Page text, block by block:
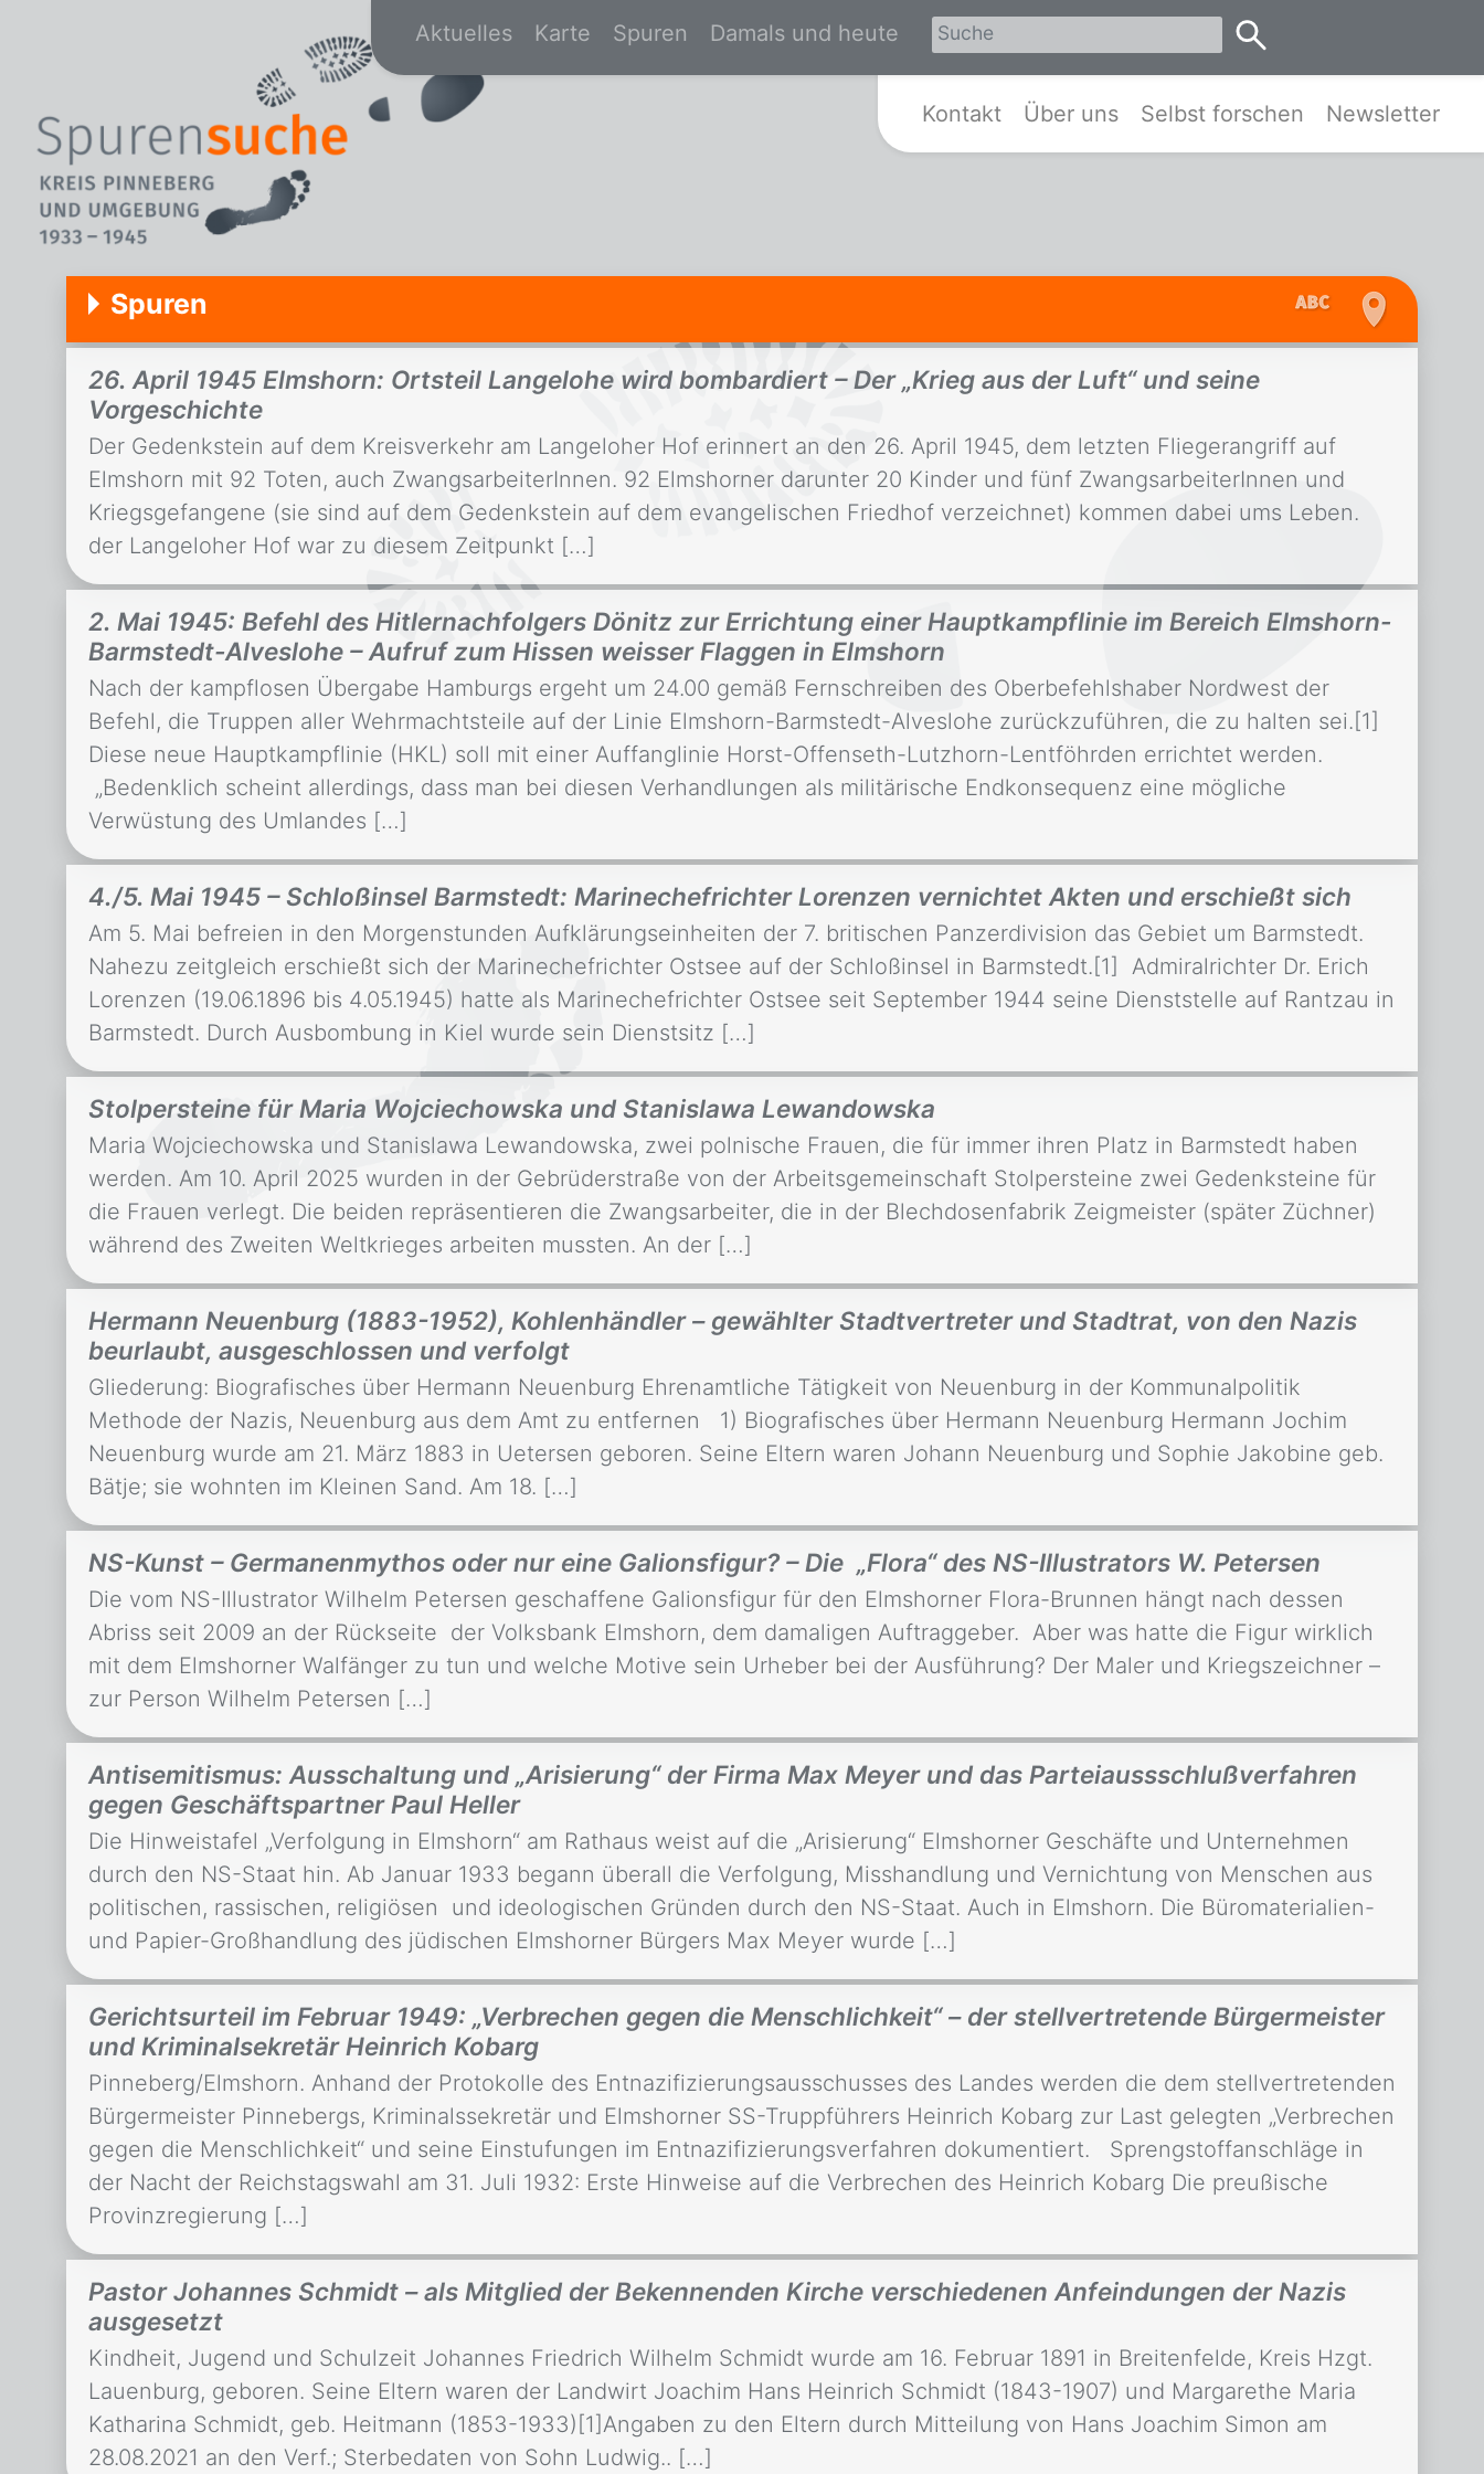
Zur Startseite von Spurensuche Kreis Pinneberg und Umgebung
Aktuelles Karte Spuren Damals und heute
Kontakt Über uns Selbst forschen Newsletter
Spuren
26. April 1945 Elmshorn: Ortsteil Langelohe wird bombardiert – Der „Krieg aus der Luft“ und seine
Vorgeschichte
Der Gedenkstein auf dem Kreisverkehr am Langeloher Hof erinnert an den 26. April 1945, dem letzten Fliegerangriff auf
Elmshorn mit 92 Toten, auch ZwangsarbeiterInnen. 92 Elmshorner darunter 20 Kinder und fünf ZwangsarbeiterInnen und
Kriegsgefangene (sie sind auf dem Gedenkstein auf dem evangelischen Friedhof verzeichnet) kommen dabei ums Leben.
der Langeloher Hof war zu diesem Zeitpunkt […]
2. Mai 1945: Befehl des Hitlernachfolgers Dönitz zur Errichtung einer Hauptkampflinie im Bereich Elmshorn-
Barmstedt-Alveslohe – Aufruf zum Hissen weisser Flaggen in Elmshorn
Nach der kampflosen Übergabe Hamburgs ergeht um 24.00 gemäß Fernschreiben des Oberbefehlshaber Nordwest der
Befehl, die Truppen aller Wehrmachtsteile auf der Linie Elmshorn-Barmstedt-Alveslohe zurückzuführen, die zu halten sei.[1]
Diese neue Hauptkampflinie (HKL) soll mit einer Auffanglinie Horst-Offenseth-Lutzhorn-Lentföhrden errichtet werden.
„Bedenklich scheint allerdings, dass man bei diesen Verhandlungen als militärische Endkonsequenz eine mögliche
Verwüstung des Umlandes […]
4./5. Mai 1945 – Schloßinsel Barmstedt: Marinechefrichter Lorenzen vernichtet Akten und erschießt sich
Am 5. Mai befreien in den Morgenstunden Aufklärungseinheiten der 7. britischen Panzerdivision das Gebiet um Barmstedt.
Nahezu zeitgleich erschießt sich der Marinechefrichter Ostsee auf der Schloßinsel in Barmstedt.[1] Admiralrichter Dr. Erich
Lorenzen (19.06.1896 bis 4.05.1945) hatte als Marinechefrichter Ostsee seit September 1944 seine Dienststelle auf Rantzau in
Barmstedt. Durch Ausbombung in Kiel wurde sein Dienstsitz […]
Stolpersteine für Maria Wojciechowska und Stanislawa Lewandowska
Maria Wojciechowska und Stanislawa Lewandowska, zwei polnische Frauen, die für immer ihren Platz in Barmstedt haben
werden. Am 10. April 2025 wurden in der Gebrüderstraße von der Arbeitsgemeinschaft Stolpersteine zwei Gedenksteine für
die Frauen verlegt. Die beiden repräsentieren die Zwangsarbeiter, die in der Blechdosenfabrik Zeigmeister (später Züchner)
während des Zweiten Weltkrieges arbeiten mussten. An der […]
Hermann Neuenburg (1883-1952), Kohlenhändler – gewählter Stadtvertreter und Stadtrat, von den Nazis
beurlaubt, ausgeschlossen und verfolgt
Gliederung: Biografisches über Hermann Neuenburg Ehrenamtliche Tätigkeit von Neuenburg in der Kommunalpolitik
Methode der Nazis, Neuenburg aus dem Amt zu entfernen 1) Biografisches über Hermann Neuenburg Hermann Jochim
Neuenburg wurde am 21. März 1883 in Uetersen geboren. Seine Eltern waren Johann Neuenburg und Sophie Jakobine geb.
Bätje; sie wohnten im Kleinen Sand. Am 18. […]
NS-Kunst – Germanenmythos oder nur eine Galionsfigur? – Die „Flora“ des NS-Illustrators W. Petersen
Die vom NS-Illustrator Wilhelm Petersen geschaffene Galionsfigur für den Elmshorner Flora-Brunnen hängt nach dessen
Abriss seit 2009 an der Rückseite der Volksbank Elmshorn, dem damaligen Auftraggeber. Aber was hatte die Figur wirklich
mit dem Elmshorner Walfänger zu tun und welche Motive sein Urheber bei der Ausführung? Der Maler und Kriegszeichner –
zur Person Wilhelm Petersen […]
Antisemitismus: Ausschaltung und „Arisierung“ der Firma Max Meyer und das Parteiaussschlußverfahren
gegen Geschäftspartner Paul Heller
Die Hinweistafel „Verfolgung in Elmshorn“ am Rathaus weist auf die „Arisierung“ Elmshorner Geschäfte und Unternehmen
durch den NS-Staat hin. Ab Januar 1933 begann überall die Verfolgung, Misshandlung und Vernichtung von Menschen aus
politischen, rassischen, religiösen und ideologischen Gründen durch den NS-Staat. Auch in Elmshorn. Die Büromaterialien-
und Papier-Großhandlung des jüdischen Elmshorner Bürgers Max Meyer wurde […]
Gerichtsurteil im Februar 1949: „Verbrechen gegen die Menschlichkeit“ – der stellvertretende Bürgermeister
und Kriminalsekretär Heinrich Kobarg
Pinneberg/Elmshorn. Anhand der Protokolle des Entnazifizierungsausschusses des Landes werden die dem stellvertretenden
Bürgermeister Pinnebergs, Kriminalssekretär und Elmshorner SS-Truppführers Heinrich Kobarg zur Last gelegten „Verbrechen
gegen die Menschlichkeit“ und seine Einstufungen im Entnazifizierungsverfahren dokumentiert. Sprengstoffanschläge in
der Nacht der Reichstagswahl am 31. Juli 1932: Erste Hinweise auf die Verbrechen des Heinrich Kobarg Die preußische
Provinzregierung […]
Pastor Johannes Schmidt – als Mitglied der Bekennenden Kirche verschiedenen Anfeindungen der Nazis
ausgesetzt
Kindheit, Jugend und Schulzeit Johannes Friedrich Wilhelm Schmidt wurde am 16. Februar 1891 in Breitenfelde, Kreis Hzgt.
Lauenburg, geboren. Seine Eltern waren der Landwirt Joachim Hans Heinrich Schmidt (1843-1907) und Margarethe Maria
Katharina Schmidt, geb. Heitmann (1853-1933)[1]Angaben zu den Eltern durch Mitteilung von Hans Joachim Simon am
28.08.2021 an den Verf.; Sterbedaten von Sohn Ludwig.. […]